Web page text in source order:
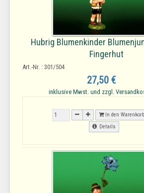
Hubrig Blumenkinder
Fingerhut
Art.-Nr. : 301/504
27,50 €
inklusive Mwst. und zzgl.
In den Warenkorb
Details